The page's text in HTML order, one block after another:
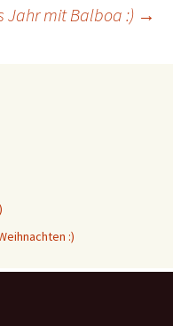
Jahr mit Balboa :) →
:)